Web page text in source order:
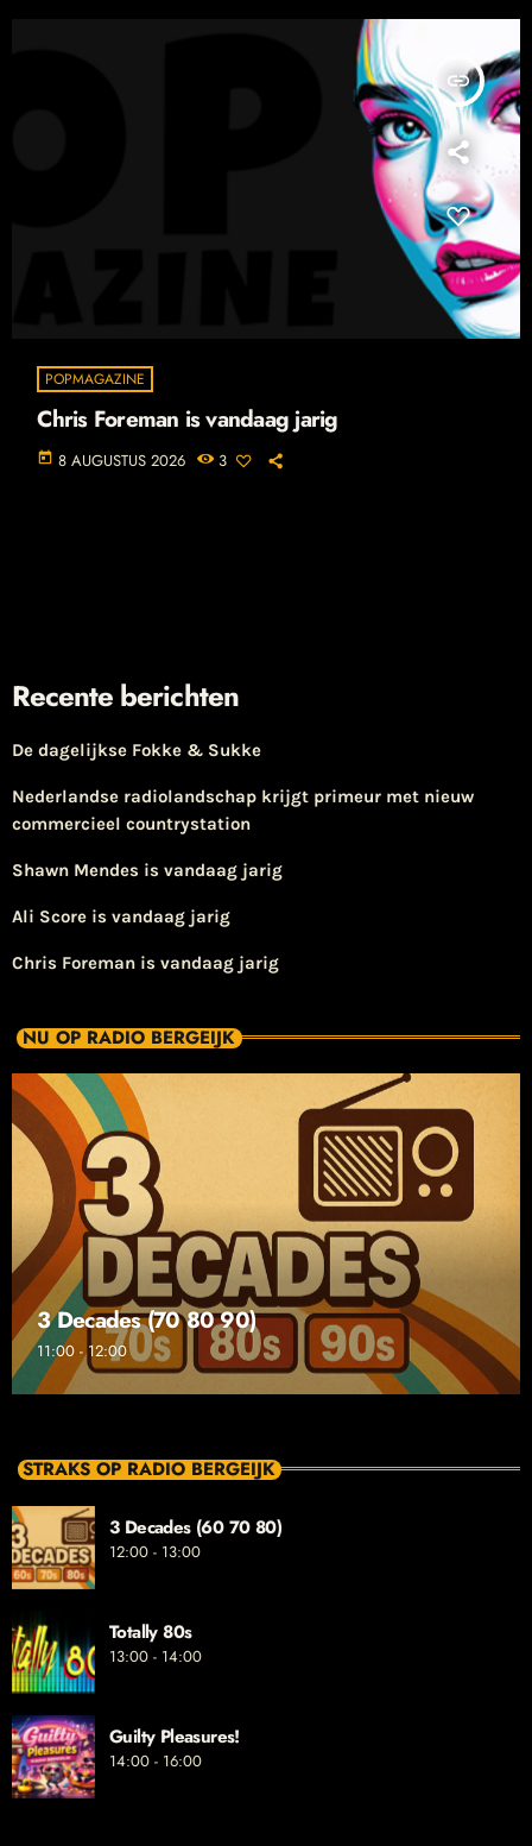
insert_link
POPMAGAZINE
Chris Foreman is vandaag jarig
today 8 AUGUSTUS 2026 3
Recente berichten
De dagelijkse Fokke & Sukke
Nederlandse radiolandschap krijgt primeur met nieuw
commercieel countrystation
Shawn Mendes is vandaag jarig
Ali Score is vandaag jarig
Chris Foreman is vandaag jarig
NU OP RADIO BERGEIJK
3 Decades (70 80 90)
11:00 - 12:00
STRAKS OP RADIO BERGEIJK
3 Decades (60 70 80)
12:00 - 13:00
Totally 80s
13:00 - 14:00
Guilty Pleasures!
14:00 - 16:00